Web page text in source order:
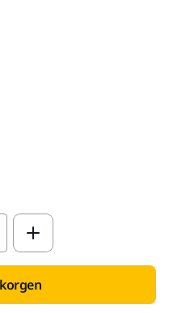
Moms 25,5
value